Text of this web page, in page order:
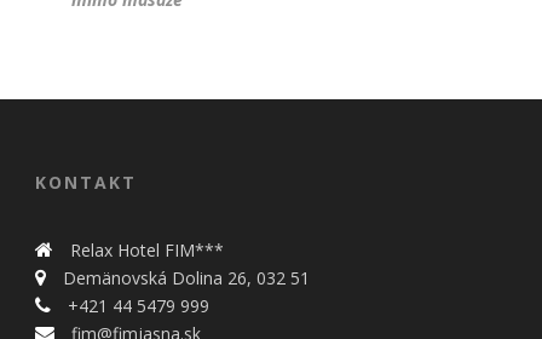
KONTAKT
Relax Hotel FIM***
Demänovská Dolina 26, 032 51
+421 44 5479 999
fim@fimjasna.sk